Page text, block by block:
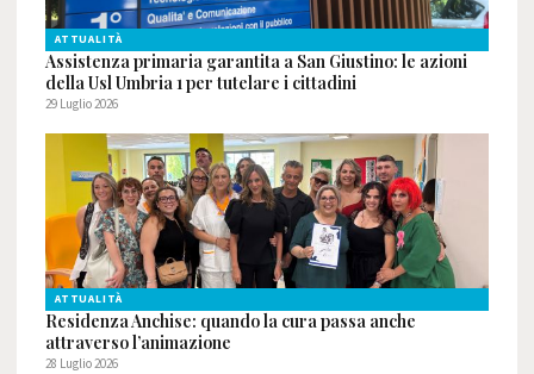
ATTUALITÀ
Assistenza primaria garantita a San Giustino: le azioni
della Usl Umbria 1 per tutelare i cittadini
29 Luglio 2026
ATTUALITÀ
Residenza Anchise: quando la cura passa anche
attraverso l’animazione
28 Luglio 2026